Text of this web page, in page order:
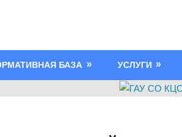
БАЗА УСЛУГИ